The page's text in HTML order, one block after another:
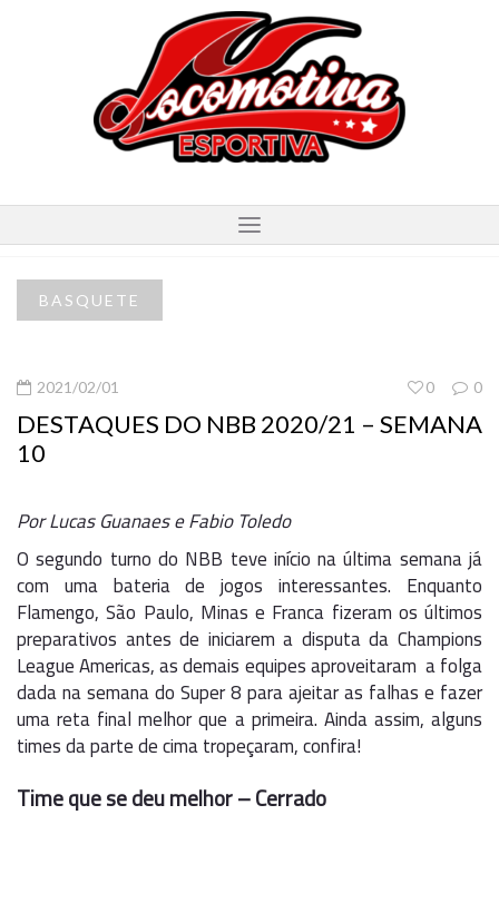
BASQUETE
2021/02/01 0
0
DESTAQUES DO NBB 2020/21 – SEMANA
10
Por Lucas Guanaes e Fabio Toledo
O segundo turno do NBB teve início na última semana já
com uma bateria de jogos interessantes. Enquanto
Flamengo, São Paulo, Minas e Franca fizeram os últimos
preparativos antes de iniciarem a disputa da Champions
League Americas, as demais equipes aproveitaram a folga
dada na semana do Super 8 para ajeitar as falhas e fazer
uma reta final melhor que a primeira. Ainda assim, alguns
times da parte de cima tropeçaram, confira!
Time que se deu melhor – Cerrado